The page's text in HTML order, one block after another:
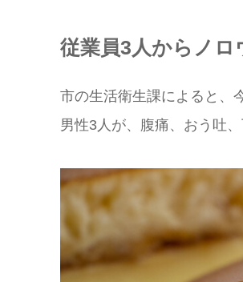
従業員3人からノロ
市の生活衛生課によると、
男性3人が、腹痛、おう吐、